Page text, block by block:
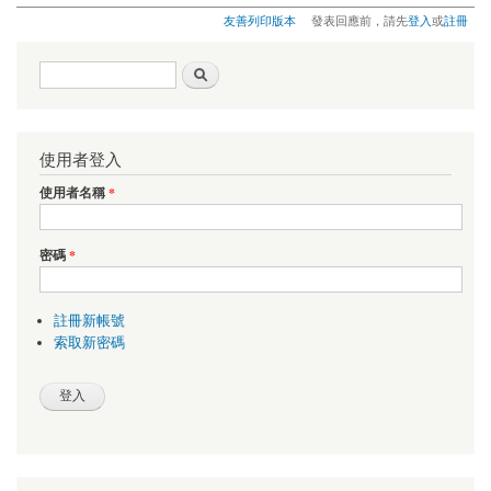
友善列印版本 發表回應前，請先登入或註冊
搜尋表單
使用者登入
使用者名稱*
密碼*
註冊新帳號
索取新密碼